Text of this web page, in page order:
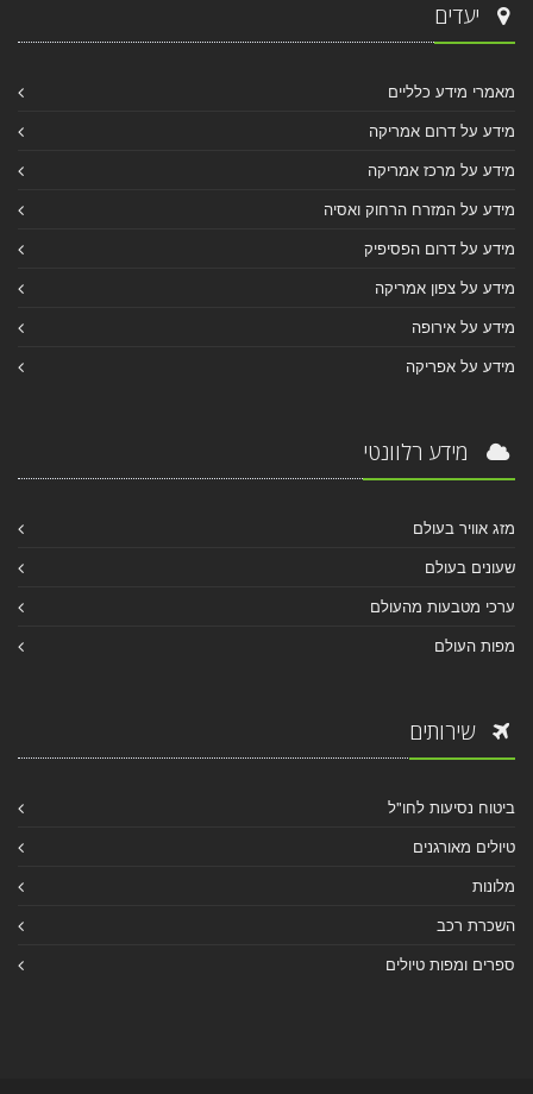
יעדים
מאמרי מידע כלליים
מידע על דרום אמריקה
מידע על מרכז אמריקה
מידע על המזרח הרחוק ואסיה
מידע על דרום הפסיפיק
מידע על צפון אמריקה
מידע על אירופה
מידע על אפריקה
מידע רלוונטי
מזג אוויר בעולם
שעונים בעולם
ערכי מטבעות מהעולם
מפות העולם
שירותים
ביטוח נסיעות לחו"ל
טיולים מאורגנים
מלונות
השכרת רכב
ספרים ומפות טיולים